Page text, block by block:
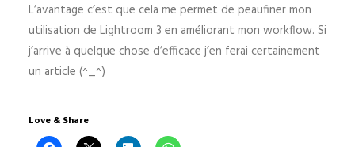
L’avantage c’est que cela me permet de peaufiner mon
utilisation de Lightroom 3 en améliorant mon workflow. Si
j’arrive à quelque chose d’efficace j’en ferai certainement
un article (^_^)
Love & Share